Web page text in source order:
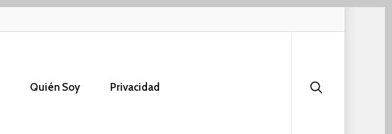
Quién Soy Privacidad